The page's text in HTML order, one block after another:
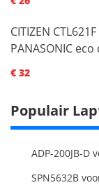
CITIZEN
PANASONIC
€ 32
Populair
SPN5632B